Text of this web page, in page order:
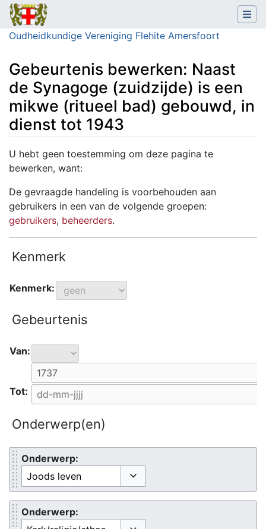
Oudheidkundige Vereniging Flehite Amersfoort
Gebeurtenis bewerken: Naast
de Synagoge (zuidzijde) is een
mikwe (ritueel bad) gebouwd, in
dienst tot 1943
Ga naar:navigatie,zoeken
U hebt geen toestemming om deze pagina te
bewerken, want:
De gevraagde handeling is voorbehouden aan
gebruikers in een van de volgende groepen:
gebruikers, beheerders.
Kenmerk
Kenmerk:
Gebeurtenis
Van:
Tot:
Onderwerp(en)
Onderwerp:
Opties omschakelen
Onderwerp: